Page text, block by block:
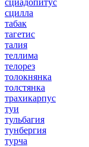
сциадопитус
сцилла
табак
тагетис
талия
теллима
телорез
толокнянка
толстянка
трахикарпус
туи
тульбагия
тунбергия
турча